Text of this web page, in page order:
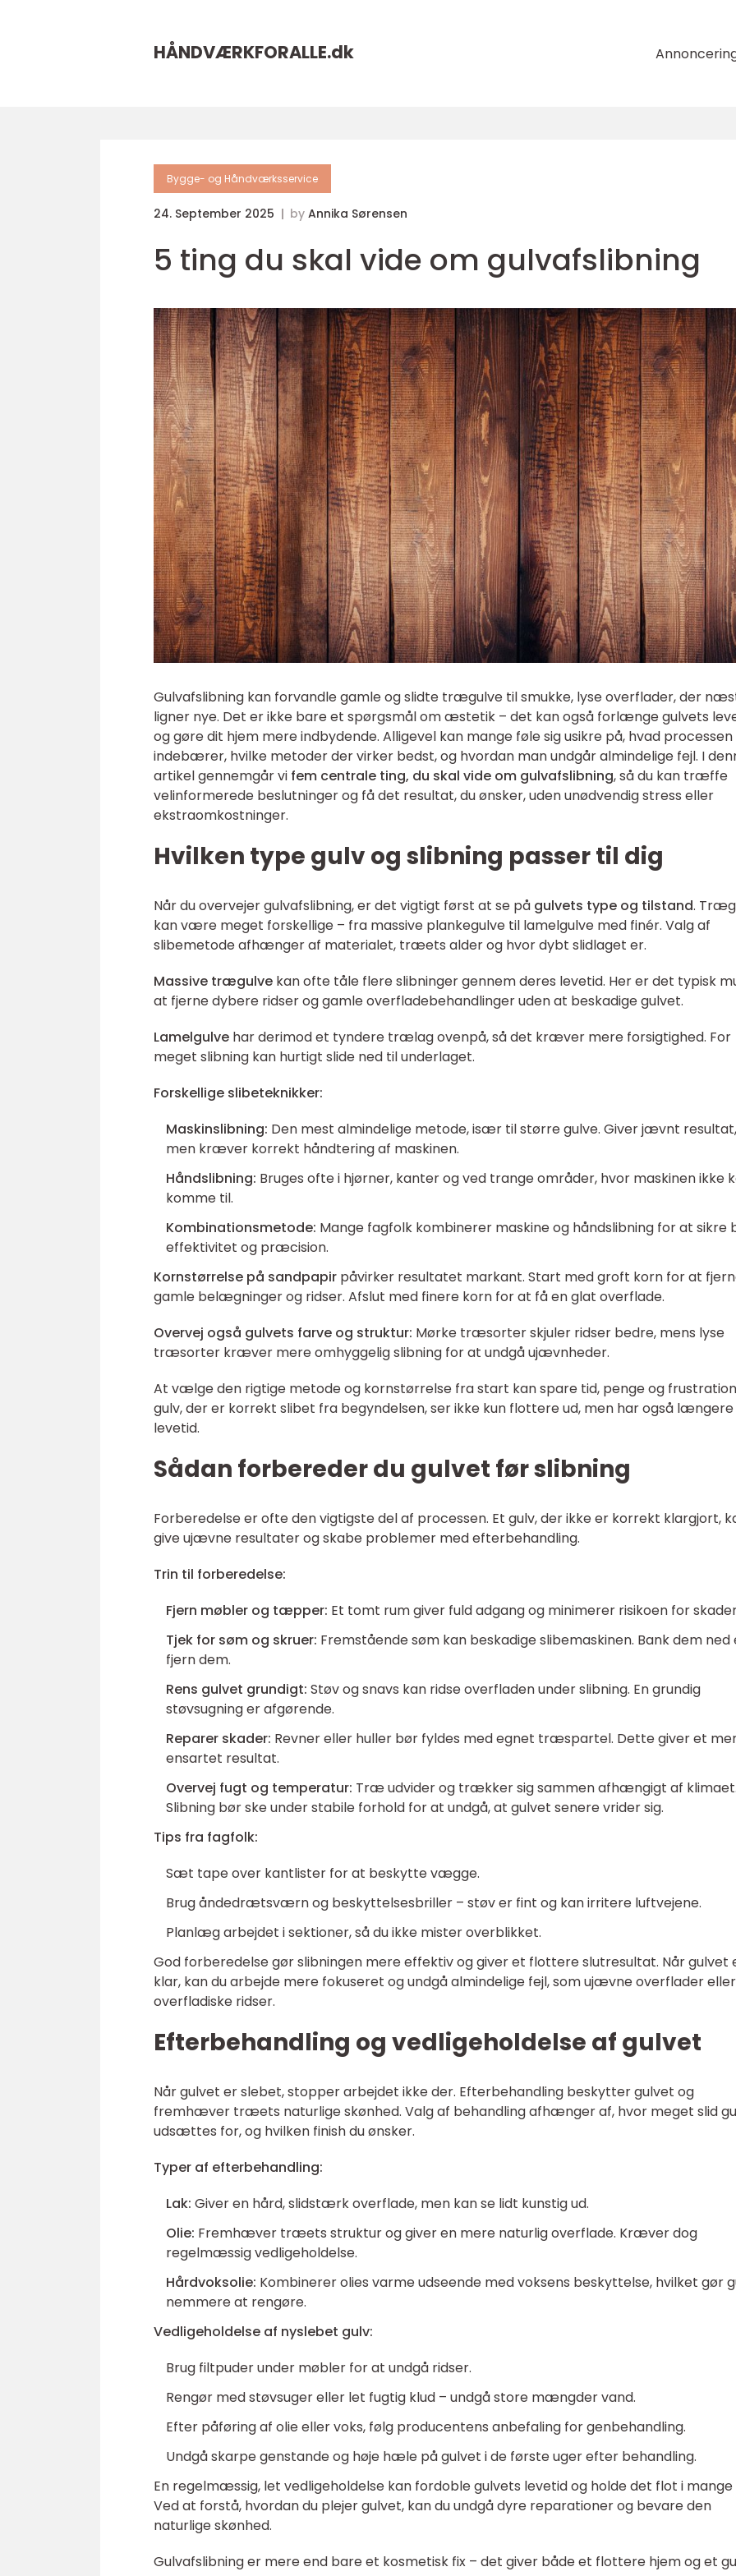
HÅNDVÆRKFORALLE.dk
Bygge- og Håndværksservice
24. September 2025 by Annika Sørensen
5 ting du skal vide om gulvafslibning
Gulvafslibning kan forvandle gamle og slidte trægulve til smukke, lyse overflader, der
ligner nye. Det er ikke bare et spørgsmål om æstetik – det kan også forlænge gulvets
og gøre dit hjem mere indbydende. Alligevel kan mange føle sig usikre på, hvad processen
indebærer, hvilke metoder der virker bedst, og hvordan man undgår almindelige fejl. I
artikel gennemgår vi fem centrale ting, du skal vide om gulvafslibning, så du kan træffe
velinformerede beslutninger og få det resultat, du ønsker, uden unødvendig stress eller
ekstraomkostninger.
Hvilken type gulv og slibning passer til dig
Når du overvejer gulvafslibning, er det vigtigt først at se på gulvets type og tilstand.
kan være meget forskellige – fra massive plankegulve til lamelgulve med finér. Valg af
slibemetode afhænger af materialet, træets alder og hvor dybt slidlaget er.
Massive trægulve kan ofte tåle flere slibninger gennem deres levetid. Her er det typisk
at fjerne dybere ridser og gamle overfladebehandlinger uden at beskadige gulvet.
Lamelgulve har derimod et tyndere trælag ovenpå, så det kræver mere forsigtighed. For
meget slibning kan hurtigt slide ned til underlaget.
Forskellige slibeteknikker:
Maskinslibning: Den mest almindelige metode, især til større gulve. Giver jævnt resultat,
men kræver korrekt håndtering af maskinen.
Håndslibning: Bruges ofte i hjørner, kanter og ved trange områder, hvor maskinen ikke
komme til.
Kombinationsmetode: Mange fagfolk kombinerer maskine og håndslibning for at sikre
effektivitet og præcision.
Kornstørrelse på sandpapir påvirker resultatet markant. Start med groft korn for at
gamle belægninger og ridser. Afslut med finere korn for at få en glat overflade.
Overvej også gulvets farve og struktur: Mørke træsorter skjuler ridser bedre, mens lyse
træsorter kræver mere omhyggelig slibning for at undgå ujævnheder.
At vælge den rigtige metode og kornstørrelse fra start kan spare tid, penge og
gulv, der er korrekt slibet fra begyndelsen, ser ikke kun flottere ud, men har også længere
levetid.
Sådan forbereder du gulvet før slibning
Forberedelse er ofte den vigtigste del af processen. Et gulv, der ikke er korrekt klargjort,
give ujævne resultater og skabe problemer med efterbehandling.
Trin til forberedelse:
Fjern møbler og tæpper: Et tomt rum giver fuld adgang og minimerer risikoen for
Tjek for søm og skruer: Fremstående søm kan beskadige slibemaskinen. Bank dem ned
fjern dem.
Rens gulvet grundigt: Støv og snavs kan ridse overfladen under slibning. En grundig
støvsugning er afgørende.
Reparer skader: Revner eller huller bør fyldes med egnet træspartel. Dette giver et
ensartet resultat.
Overvej fugt og temperatur: Træ udvider og trækker sig sammen afhængigt af klimaet.
Slibning bør ske under stabile forhold for at undgå, at gulvet senere vrider sig.
Tips fra fagfolk:
Sæt tape over kantlister for at beskytte vægge.
Brug åndedrætsværn og beskyttelsesbriller – støv er fint og kan irritere luftvejene.
Planlæg arbejdet i sektioner, så du ikke mister overblikket.
God forberedelse gør slibningen mere effektiv og giver et flottere slutresultat. Når gulvet
klar, kan du arbejde mere fokuseret og undgå almindelige fejl, som ujævne overflader eller
overfladiske ridser.
Efterbehandling og vedligeholdelse af gulvet
Når gulvet er slebet, stopper arbejdet ikke der. Efterbehandling beskytter gulvet og
fremhæver træets naturlige skønhed. Valg af behandling afhænger af, hvor meget slid
udsættes for, og hvilken finish du ønsker.
Typer af efterbehandling:
Lak: Giver en hård, slidstærk overflade, men kan se lidt kunstig ud.
Olie: Fremhæver træets struktur og giver en mere naturlig overflade. Kræver dog
regelmæssig vedligeholdelse.
Hårdvoksolie: Kombinerer olies varme udseende med voksens beskyttelse, hvilket gør
nemmere at rengøre.
Vedligeholdelse af nyslebet gulv:
Brug filtpuder under møbler for at undgå ridser.
Rengør med støvsuger eller let fugtig klud – undgå store mængder vand.
Efter påføring af olie eller voks, følg producentens anbefaling for genbehandling.
Undgå skarpe genstande og høje hæle på gulvet i de første uger efter behandling.
En regelmæssig, let vedligeholdelse kan fordoble gulvets levetid og holde det flot i mange
Ved at forstå, hvordan du plejer gulvet, kan du undgå dyre reparationer og bevare den
naturlige skønhed.
Gulvafslibning er mere end bare et kosmetisk fix – det giver både et flottere hjem og et